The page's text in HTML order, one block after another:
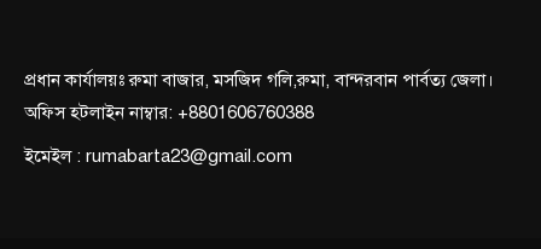
প্রধান কার্যালয়ঃ রুমা বাজার, মসজিদ গলি,রুমা, বান্দরবান পার্বত্য জেলা।
অফিস হটলাইন নাম্বার: +8801606760388
ইমেইল : rumabarta23@gmail.com